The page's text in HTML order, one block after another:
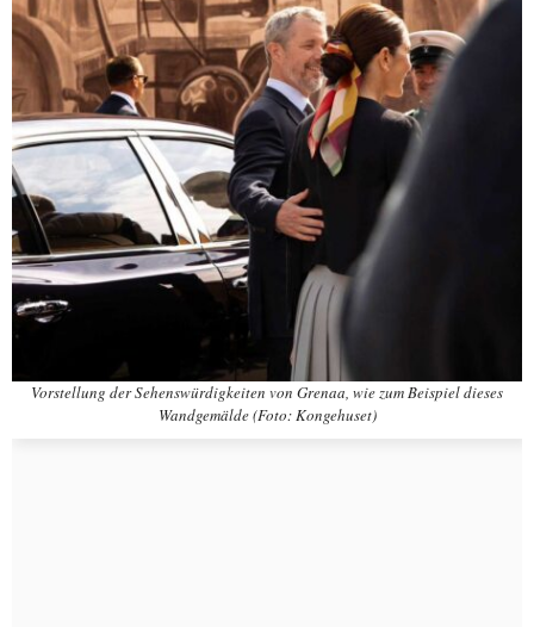
Vorstellung der Sehenswürdigkeiten von Grenaa, wie zum Beispiel dieses
Wandgemälde (Foto: Kongehuset)